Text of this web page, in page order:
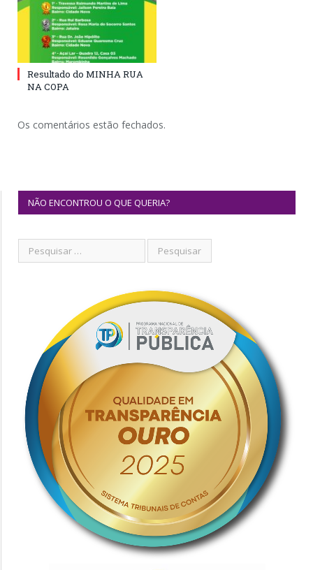
Resultado do MINHA RUA
NA COPA
Os comentários estão fechados.
NÃO ENCONTROU O QUE QUERIA?